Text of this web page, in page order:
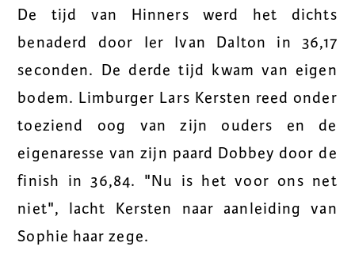
De tijd van Hinners werd het dichts
benaderd door Ier Ivan Dalton in 36,17
seconden. De derde tijd kwam van eigen
bodem. Limburger Lars Kersten reed onder
toeziend oog van zijn ouders en de
eigenaresse van zijn paard Dobbey door de
finish in 36,84. "Nu is het voor ons net
niet", lacht Kersten naar aanleiding van
Sophie haar zege.